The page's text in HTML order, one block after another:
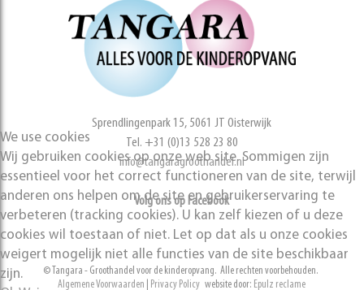
Sprendlingenpark 15, 5061 JT Oisterwijk
Tel. +31 (0)13 528 23 80
info@tangaragroothandel.nl
Volg ons op Facebook
© Tangara - Groothandel voor de kinderopvang. Alle rechten voorbehouden.
Algemene Voorwaarden
Privacy Policy website door: Epulz reclame
We use cookies
Wij gebruiken cookies op onze web site. Sommigen zijn
essentieel voor het correct functioneren van de site, terwijl
anderen ons helpen om de site en gebruikerservaring te
verbeteren (tracking cookies). U kan zelf kiezen of u deze
cookies wil toestaan of niet. Let op dat als u onze cookies
weigert mogelijk niet alle functies van de site beschikbaar
zijn.